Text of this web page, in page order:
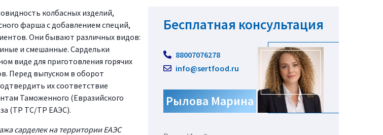
колбасных изделий,
фарша с добавлением специй,
Они бывают различных видов:
и смешанные. Сардельки
виде для приготовления горячих
Перед выпуском в оборот
их соответствие
Таможенного (Евразийского
(ТР ТС/ТР ЕАЭС).
сарделек на территории ЕАЭС
Бесплатная консультация
88007076278
info@sertfood.ru
Рылова Марина